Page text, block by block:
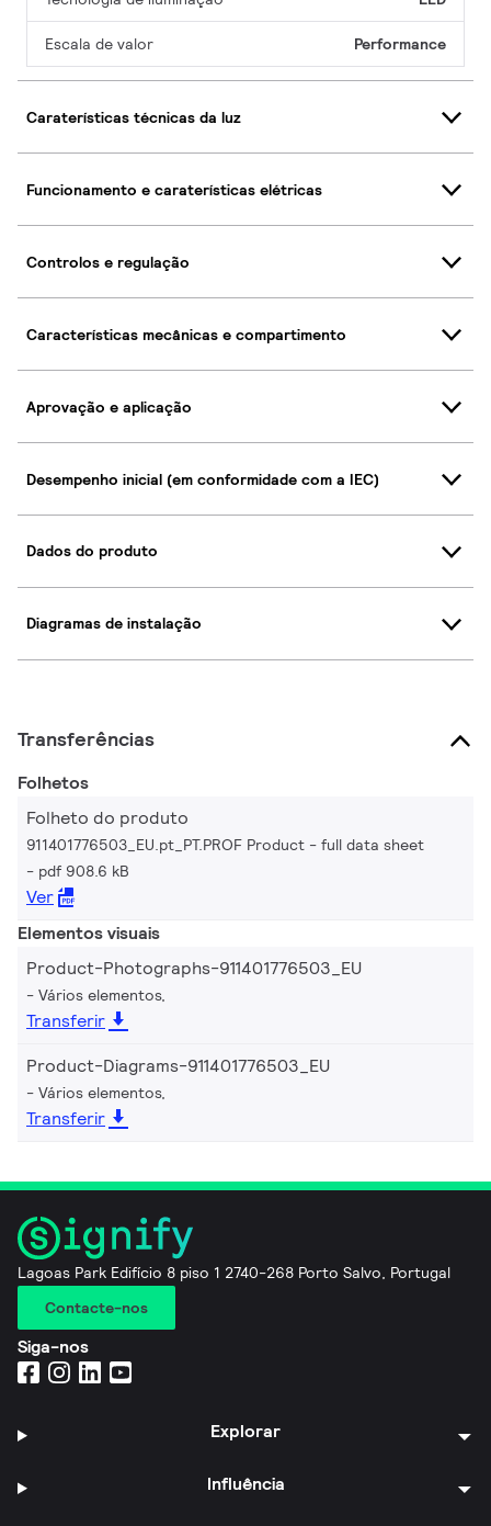
Escala de valor Performance
Caraterísticas técnicas da luz
Funcionamento e caraterísticas elétricas
Controlos e regulação
Características mecânicas e compartimento
Aprovação e aplicação
Desempenho inicial (em conformidade com a IEC)
Dados do produto
Diagramas de instalação
Transferências
Folhetos
Folheto do produto
911401776503_EU.pt_PT.PROF Product - full data sheet
pdf 908.6 kB
Ver
Elementos visuais
Product-Photographs-911401776503_EU
Vários elementos,
Transferir
Product-Diagrams-911401776503_EU
Vários elementos,
Transferir
Lagoas Park Edifício 8 piso 1 2740-268 Porto Salvo, Portugal
Contacte-nos
Siga-nos
Explorar
Influência